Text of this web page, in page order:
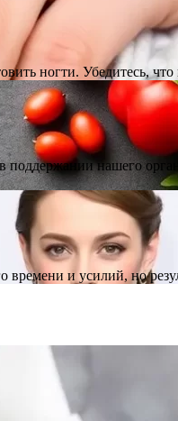
ногти. Убедитесь,
поддержании нашего
времени и усилий, но